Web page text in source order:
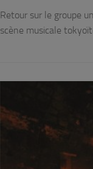
Retour sur le groupe
scène musicale